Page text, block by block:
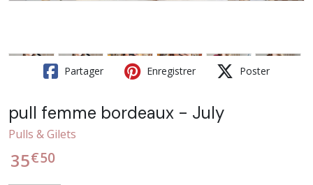
Partager Enregistrer Poster
pull femme bordeaux - July
Pulls & Gilets
35€50